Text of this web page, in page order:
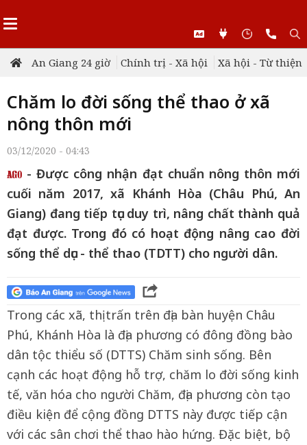
An Giang 24 giờ Chính trị - Xã hội Xã hội - Từ thiện
Chăm lo đời sống thể thao ở xã
nông thôn mới
03/12/2020 - 04:43
- Được công nhận đạt chuẩn nông thôn mới
cuối năm 2017, xã Khánh Hòa (Châu Phú, An
Giang) đang tiếp tục duy trì, nâng chất thành quả
đạt được. Trong đó có hoạt động nâng cao đời
sống thể dục - thể thao (TDTT) cho người dân.
Trong các xã, thị trấn trên địa bàn huyện Châu
Phú, Khánh Hòa là địa phương có đông đồng bào
dân tộc thiểu số (DTTS) Chăm sinh sống. Bên
cạnh các hoạt động hỗ trợ, chăm lo đời sống kinh
tế, văn hóa cho người Chăm, địa phương còn tạo
điều kiện để cộng đồng DTTS này được tiếp cận
với các sân chơi thể thao hào hứng. Đặc biệt, bộ